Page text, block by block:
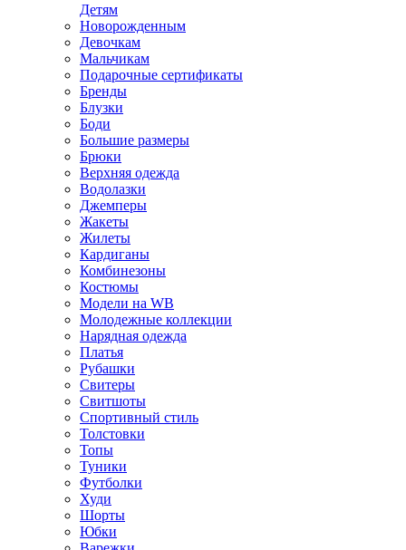
Детям
Новорожденным
Девочкам
Мальчикам
Подарочные сертификаты
Бренды
Блузки
Боди
Большие размеры
Брюки
Верхняя одежда
Водолазки
Джемперы
Жакеты
Жилеты
Кардиганы
Комбинезоны
Костюмы
Модели на WB
Молодежные коллекции
Нарядная одежда
Платья
Рубашки
Свитеры
Свитшоты
Спортивный стиль
Толстовки
Топы
Туники
Футболки
Худи
Шорты
Юбки